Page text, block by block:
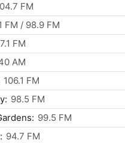
FM
FM / 98.9 FM
FM
AM
106.1 FM
98.5 FM
99.5 FM
94.7 FM